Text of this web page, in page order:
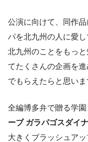
公演に向けて、同作
パを北九州の人に愛
北九州のことをもっ
てたくさんの企画を
でもらえたらと思い
全編博多弁で贈る学
ーブ ガラパゴスダイ
大きくブラッシュア